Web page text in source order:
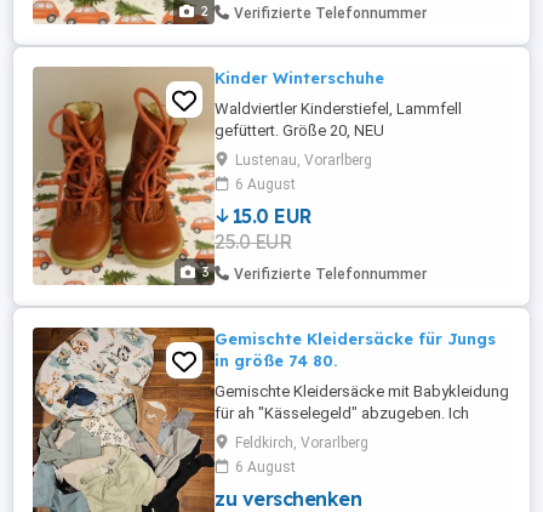
2 Verifizierte Telefonnummer
3
Kinder Winterschuhe
Waldviertler Kinderstiefel, Lammfell
gefüttert. Größe 20, NEU
Lustenau, Vorarlberg
6 August
15.0 EUR
25.0 EUR
Verifizierte Telefonnummer
Gemischte Kleidersäcke für Jungs
in größe 74 80.
Gemischte Kleidersäcke mit Babykleidung
für ah "Kässelegeld" abzugeben. Ich
vergebe mehrere gemischte Säcke mit
Babykleidung in der Größe 74 80. Abgabe
nur in ganzen Säcken Paketen. In jedem
Sack enthalten: kurze Hosen lange Hosen
Feldkirch, Vorarlberg
6 August
zu verschenken